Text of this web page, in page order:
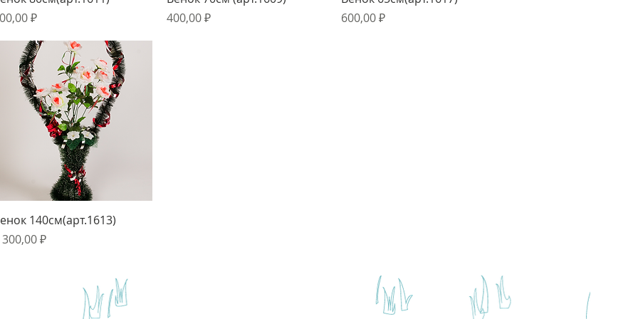
₽
Цена
400,00 ₽
Цена
600,00 ₽
Быстрый просмотр
140см(арт.1613)
300,00 ₽